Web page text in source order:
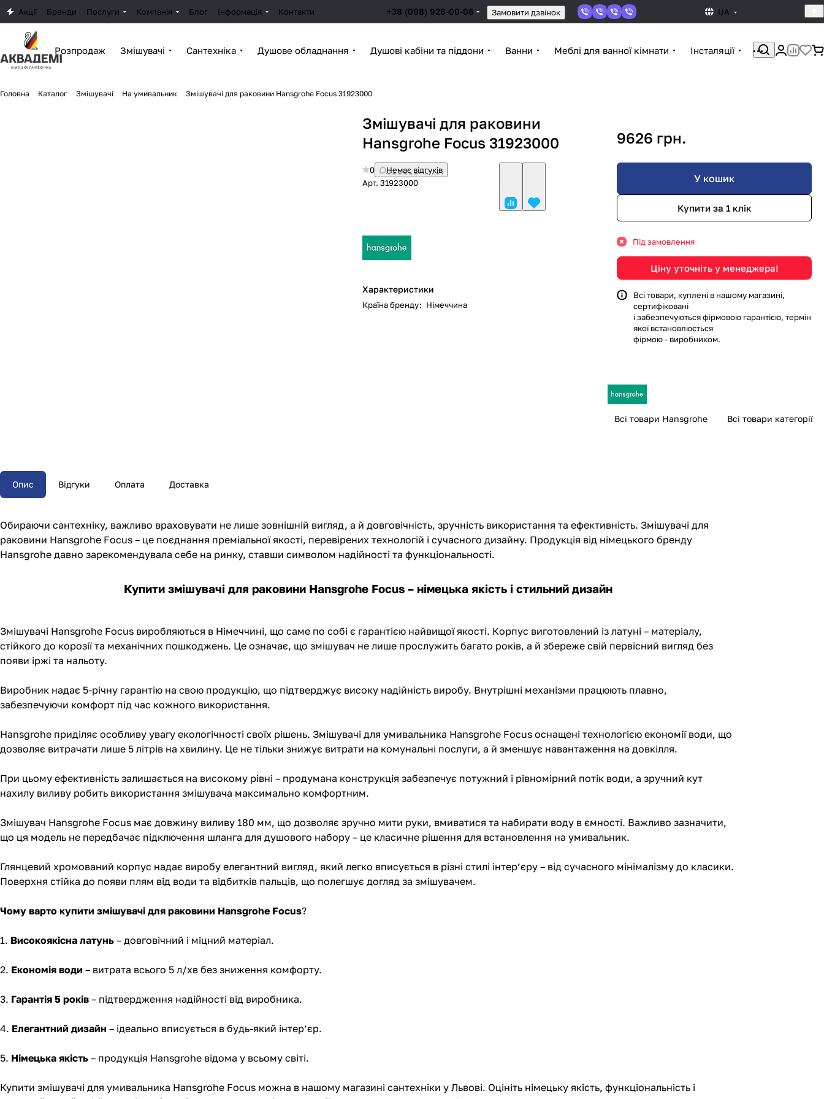
Акції Бренди Послуги Компанія Блог Інформація Контакти +38 (098) 928-00-06 Замовити дзвінок UA
Розпродаж Змішувачі Сантехніка Душове обладнання Душові кабіни та піддони Ванни Меблі для ванної кімнати Інсталяції
Головна Каталог Змішувачі На умивальник Змішувачі для раковини Hansgrohe Focus 31923000
Змішувачі для раковини
Hansgrohe Focus 31923000
0
Немає відгуків
Арт.31923000
Характеристики
Країна бренду: Німеччина
9626 грн.
У кошик
Купити за 1 клiк
Під замовлення
Ціну уточніть у менеджера!
Всі товари, куплені в нашому магазині,
сертифіковані
і забезпечуються фірмовою гарантією, термін
якої встановлюється
фірмою - виробником.
Всі товари Hansgrohe Всі товари категорії
Опис Відгуки Оплата Доставка
Обираючи сантехніку, важливо враховувати не лише зовнішній вигляд, а й довговічність, зручність використання та ефективність. Змішувачі для
раковини Hansgrohe Focus – це поєднання преміальної якості, перевірених технологій і сучасного дизайну. Продукція від німецького бренду
Hansgrohe давно зарекомендувала себе на ринку, ставши символом надійності та функціональності.
Купити змішувачі для раковини Hansgrohe Focus – німецька якість і стильний дизайн
Змішувачі Hansgrohe Focus виробляються в Німеччині, що саме по собі є гарантією найвищої якості. Корпус виготовлений із латуні – матеріалу,
стійкого до корозії та механічних пошкоджень. Це означає, що змішувач не лише прослужить багато років, а й збереже свій первісний вигляд без
появи іржі та нальоту.
Виробник надає 5-річну гарантію на свою продукцію, що підтверджує високу надійність виробу. Внутрішні механізми працюють плавно,
забезпечуючи комфорт під час кожного використання.
Hansgrohe приділяє особливу увагу екологічності своїх рішень. Змішувачі для умивальника Hansgrohe Focus оснащені технологією економії води, що
дозволяє витрачати лише 5 літрів на хвилину. Це не тільки знижує витрати на комунальні послуги, а й зменшує навантаження на довкілля.
При цьому ефективність залишається на високому рівні – продумана конструкція забезпечує потужний і рівномірний потік води, а зручний кут
нахилу виливу робить використання змішувача максимально комфортним.
Змішувач Hansgrohe Focus має довжину виливу 180 мм, що дозволяє зручно мити руки, вмиватися та набирати воду в ємності. Важливо зазначити,
що ця модель не передбачає підключення шланга для душового набору – це класичне рішення для встановлення на умивальник.
Глянцевий хромований корпус надає виробу елегантний вигляд, який легко вписується в різні стилі інтер’єру – від сучасного мінімалізму до класики.
Поверхня стійка до появи плям від води та відбитків пальців, що полегшує догляд за змішувачем.
Чому варто купити змішувачі для раковини Hansgrohe Focus?
1. Високоякісна латунь – довговічний і міцний матеріал.
2. Економія води – витрата всього 5 л/хв без зниження комфорту.
3. Гарантія 5 років – підтвердження надійності від виробника.
4. Елегантний дизайн – ідеально вписується в будь-який інтер’єр.
5. Німецька якість – продукція Hansgrohe відома у всьому світі.
Купити змішувачі для умивальника Hansgrohe Focus можна в нашому магазині сантехніки у Львові. Оцініть німецьку якість, функціональність і